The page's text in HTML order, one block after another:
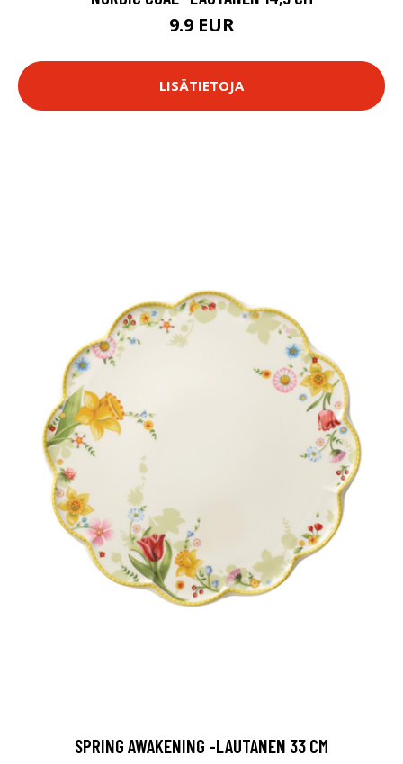
9.9 EUR
LISÄTIETOJA
SPRING AWAKENING -LAUTANEN 33 CM